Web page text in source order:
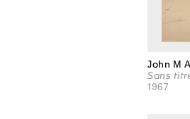
John M
Sans
1967